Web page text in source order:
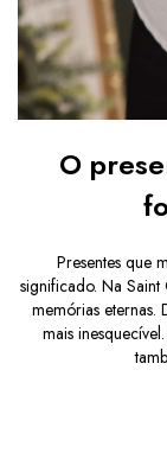
O
Presentes que
significado. Na
memórias eternas.
mais